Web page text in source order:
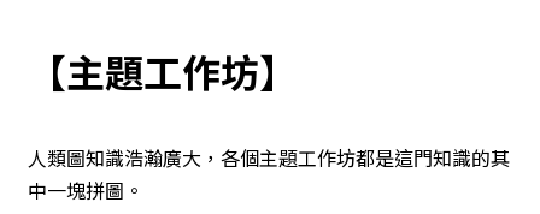
【主題工作坊】
人類圖知識浩瀚廣大，各個主題工作坊都是這門知識的其
中一塊拼圖。